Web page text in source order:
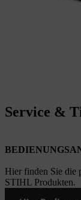
Service &
Hier finden Sie die
STIHL Produkten.